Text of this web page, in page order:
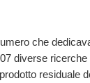
che
diverse
residuale